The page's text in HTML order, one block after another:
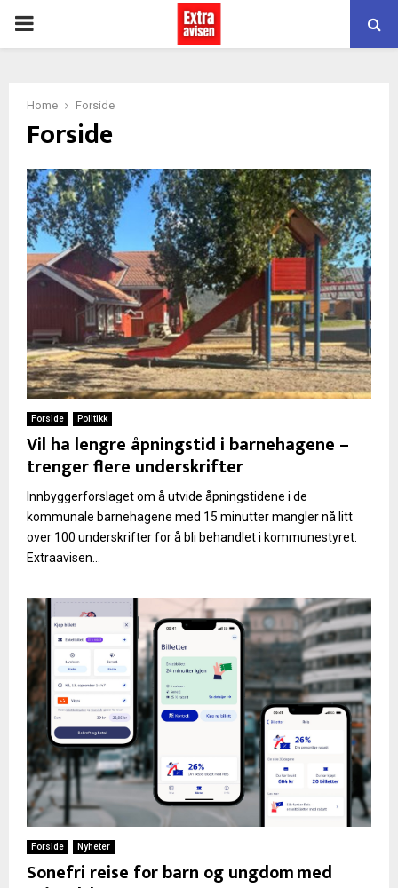
PRIMARY
Home Forside
Forside
Forside Politikk
Vil ha lengre åpningstid i barnehagene –
trenger flere underskrifter
Innbyggerforslaget om å utvide åpningstidene i de
kommunale barnehagene med 15 minutter mangler nå litt
over 100 underskrifter for å bli behandlet i kommunestyret.
Extraavisen...
Forside Nyheter
Sonefri reise for barn og ungdom med